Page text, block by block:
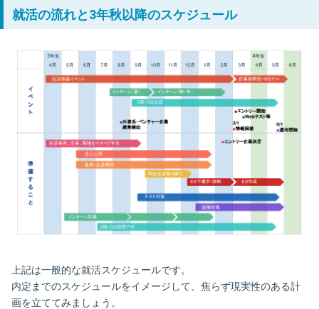
就活の流れと3年秋以降のスケジュール
上記は一般的な就活スケジュールです。
内定までのスケジュールをイメージして、焦らず現実性のある計
画を立ててみましょう。